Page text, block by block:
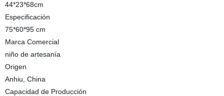
44*23*68cm
Especificación
75*60*95 cm
Marca Comercial
niño de artesanía
Origen
Anhiu, China
Capacidad de Producción